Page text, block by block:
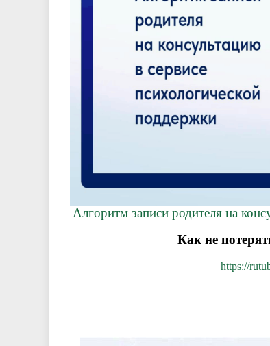
Алгоритм записи родителя на
Как не
https://